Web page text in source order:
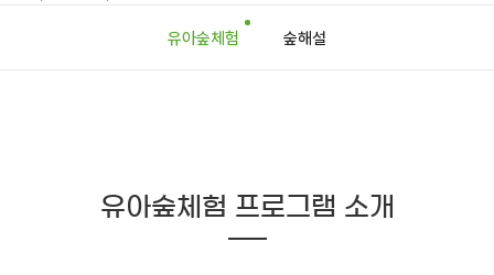
유아숲체험 숲해설
유아숲체험 프로그램 소개